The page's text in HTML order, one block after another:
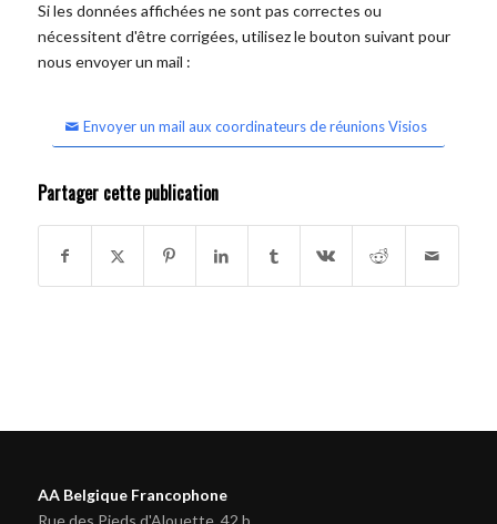
Si les données affichées ne sont pas correctes ou
nécessitent d'être corrigées, utilisez le bouton suivant pour
nous envoyer un mail :
Envoyer un mail aux coordinateurs de réunions Visios
Partager cette publication
AA Belgique Francophone
Rue des Pieds d'Alouette, 42 b